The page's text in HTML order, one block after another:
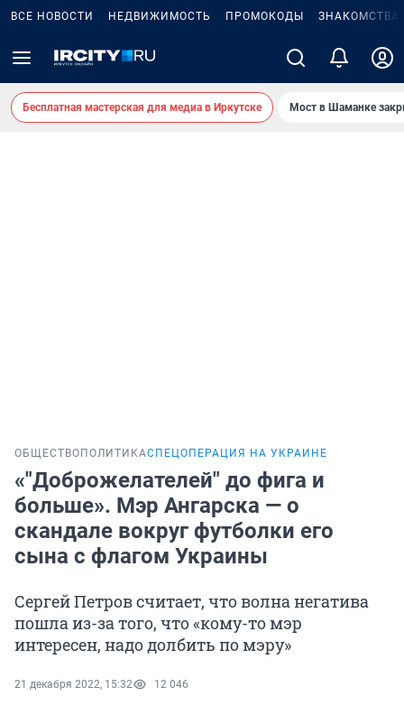
ВСЕ НОВОСТИ НЕДВИЖИМОСТЬ ПРОМОКОДЫ ЗНАКОМСТВА
Бесплатная мастерская для медиа в Иркутске Мост в Шаманке
ОБЩЕСТВО ПОЛИТИКАСПЕЦОПЕРАЦИЯ НА УКРАИНЕ
«"Доброжелателей" до фига и
больше». Мэр Ангарска — о
скандале вокруг футболки его
сына с флагом Украины
Сергей Петров считает, что волна негатива
пошла из-за того, что «кому-то мэр
интересен, надо долбить по мэру»
21 декабря 2022, 15:32 12 046